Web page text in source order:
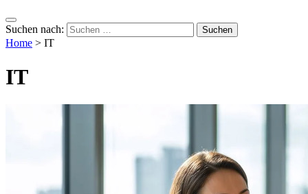
Suchen nach:
Home > IT
IT